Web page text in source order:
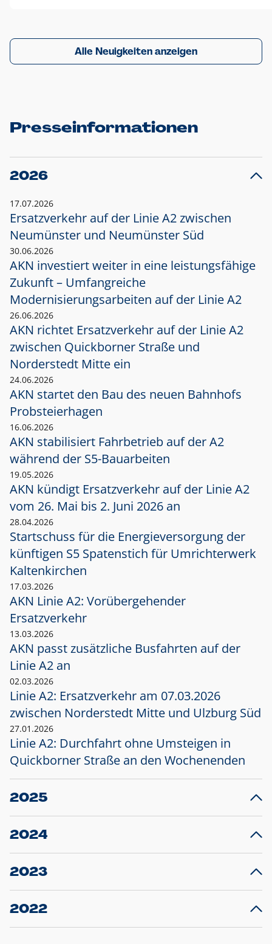
Alle Neuigkeiten anzeigen
Presseinformationen
2026
17.07.2026
Ersatzverkehr auf der Linie A2 zwischen
Neumünster und Neumünster Süd
30.06.2026
AKN investiert weiter in eine leistungsfähige
Zukunft – Umfangreiche
Modernisierungsarbeiten auf der Linie A2
26.06.2026
AKN richtet Ersatzverkehr auf der Linie A2
zwischen Quickborner Straße und
Norderstedt Mitte ein
24.06.2026
AKN startet den Bau des neuen Bahnhofs
Probsteierhagen
16.06.2026
AKN stabilisiert Fahrbetrieb auf der A2
während der S5-Bauarbeiten
19.05.2026
AKN kündigt Ersatzverkehr auf der Linie A2
vom 26. Mai bis 2. Juni 2026 an
28.04.2026
Startschuss für die Energieversorgung der
künftigen S5 Spatenstich für Umrichterwerk
Kaltenkirchen
17.03.2026
AKN Linie A2: Vorübergehender
Ersatzverkehr
13.03.2026
AKN passt zusätzliche Busfahrten auf der
Linie A2 an
02.03.2026
Linie A2: Ersatzverkehr am 07.03.2026
zwischen Norderstedt Mitte und Ulzburg Süd
27.01.2026
Linie A2: Durchfahrt ohne Umsteigen in
Quickborner Straße an den Wochenenden
2025
23.12.2025
Projekt S5: Start der Bauarbeiten am
2024
10.12.2024
Großprojekt S5: Sperrung der Bahnstraße in
2023
20.12.2023
Schleswig-Holstein verlängert den
2022
22.12.2022